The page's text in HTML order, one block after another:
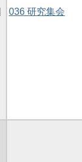
036 研究集会